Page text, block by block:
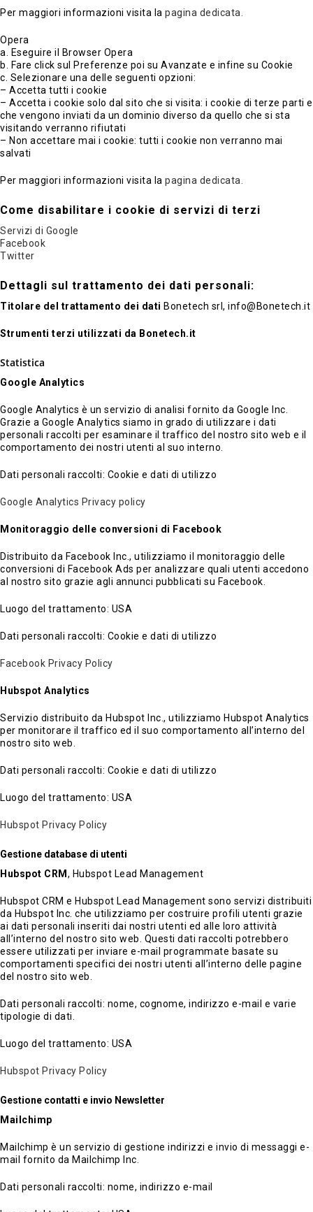
Per maggiori informazioni visita lapagina dedicata.
Opera
a. Eseguire il Browser Opera
b. Fare click sul Preferenze poi su Avanzate e infine su Cookie
c. Selezionare una delle seguenti opzioni:
– Accetta tutti i cookie
– Accetta i cookie solo dal sito che si visita: i cookie di terze parti e
che vengono inviati da un dominio diverso da quello che si sta
visitando verranno rifiutati
– Non accettare mai i cookie: tutti i cookie non verranno mai
salvati
Per maggiori informazioni visita lapagina dedicata.
Come disabilitare i cookie di servizi di terzi
Servizi di Google
Facebook
Twitter
Dettagli sul trattamento dei dati personali:
Titolare del trattamento dei dati Bonetech srl, info@Bonetech.it
Strumenti terzi utilizzati da Bonetech.it
Statistica
Google Analytics
Google Analytics è un servizio di analisi fornito da Google Inc.
Grazie a Google Analytics siamo in grado di utilizzare i dati
personali raccolti per esaminare il traffico del nostro sito web e il
comportamento dei nostri utenti al suo interno.
Dati personali raccolti: Cookie e dati di utilizzo
Google Analytics Privacy policy
Monitoraggio delle conversioni di Facebook
Distribuito da Facebook Inc., utilizziamo il monitoraggio delle
conversioni di Facebook Ads per analizzare quali utenti accedono
al nostro sito grazie agli annunci pubblicati su Facebook.
Luogo del trattamento: USA
Dati personali raccolti: Cookie e dati di utilizzo
Facebook Privacy Policy
Hubspot Analytics
Servizio distribuito da Hubspot Inc., utilizziamo Hubspot Analytics
per monitorare il traffico ed il suo comportamento all’interno del
nostro sito web.
Dati personali raccolti: Cookie e dati di utilizzo
Luogo del trattamento: USA
Hubspot Privacy Policy
Gestione database di utenti
Hubspot CRM , Hubspot Lead Management
Hubspot CRM e Hubspot Lead Management sono servizi distribuiti
da Hubspot Inc. che utilizziamo per costruire profili utenti grazie
ai dati personali inseriti dai nostri utenti ed alle loro attività
all’interno del nostro sito web. Questi dati raccolti potrebbero
essere utilizzati per inviare e-mail programmate basate su
comportamenti specifici dei nostri utenti all’interno delle pagine
del nostro sito web.
Dati personali raccolti: nome, cognome, indirizzo e-mail e varie
tipologie di dati.
Luogo del trattamento: USA
Hubspot Privacy Policy
Gestione contatti e invio Newsletter
Mailchimp
Mailchimp è un servizio di gestione indirizzi e invio di messaggi e-
mail fornito da Mailchimp Inc.
Dati personali raccolti: nome, indirizzo e-mail